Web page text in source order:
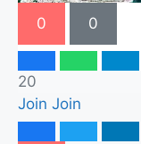
0 0
20
Join Join